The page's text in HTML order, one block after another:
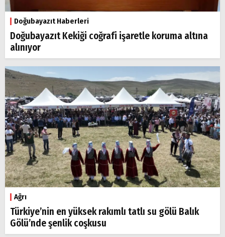
Doğubayazıt Haberleri
Doğubayazıt Kekiği coğrafi işaretle koruma altına
alınıyor
Ağrı
Türkiye’nin en yüksek rakımlı tatlı su gölü Balık
Gölü’nde şenlik coşkusu